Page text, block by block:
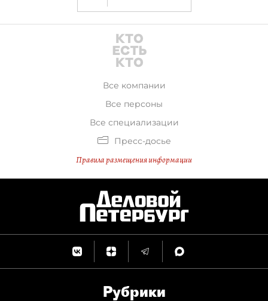
Все компании
Все персоны
Все специализации
Пресс-досье
Правила размещения информации
Рубрики